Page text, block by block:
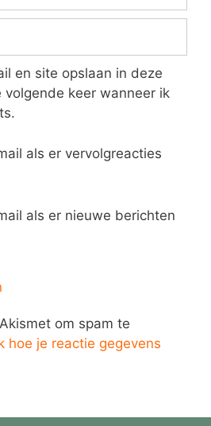
en site opslaan in deze
keer wanneer ik
als er vervolgreacties
als er nieuwe berichten
om spam te
hoe je reactie gegevens